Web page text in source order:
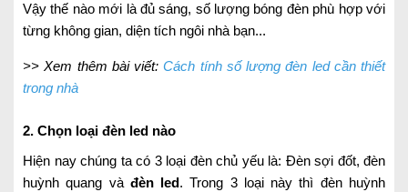
Vậy thế nào mới là đủ sáng, số lượng bóng đèn phù hợp với
từng không gian, diện tích ngôi nhà bạn...
>> Xem thêm bài viết:Cách tính số lượng đèn led cần thiết
trong nhà
2. Chọn loại đèn led nào
Hiện nay chúng ta có 3 loại đèn chủ yếu là: Đèn sợi đốt, đèn
huỳnh quang và đèn led. Trong 3 loại này thì đèn huỳnh